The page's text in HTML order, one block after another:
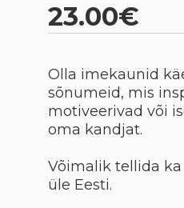
23.00€
Olla imekaunid
sõnumeid, mis
motiveerivad või
oma kandjat.
Võimalik tellida
üle Eesti.